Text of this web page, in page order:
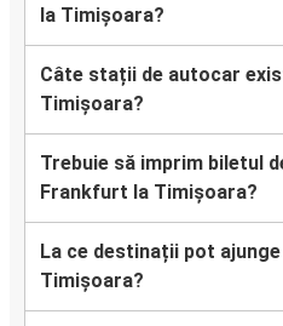
la Timișoara?
Câte stații de autocar
Timișoara?
Trebuie să imprim biletul
Frankfurt la Timișoara?
La ce destinații pot
Timișoara?